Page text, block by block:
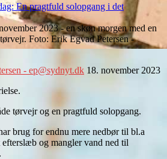
En pragtfuld solopgang i det
2023 - en skøn morgen med en
Foto: Erik Egvad Petersen -
- ep@sydnyt.dk 18. november 2023
tørvejr og en pragtfuld solopgang.
brug for endnu mere nedbør til bl.a
efterslæb og mangler vand ned til